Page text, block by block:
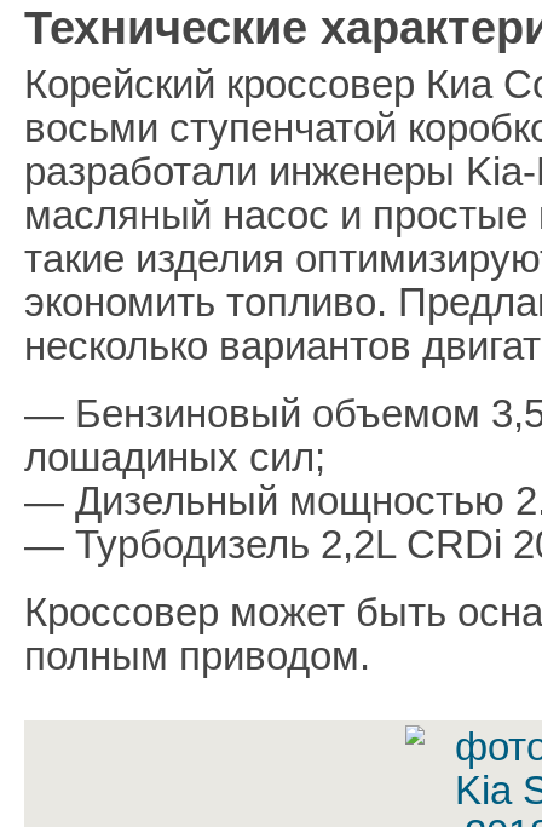
Технические
Корейский кроссовер Киа
восьми ступенчатой
разработали инженеры
масляный насос и простые
такие изделия
экономить топливо.
несколько вариантов
— Бензиновый объемом
лошадиных сил;
— Дизельный мощностью
— Турбодизель 2,2L CRDi
Кроссовер может быть
полным приводом.